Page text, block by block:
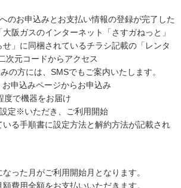
のお申込みとお支払い情報の登録が完了した
阪ガスのインターネット「さすガねっと」
せ」に同梱されているチラシ記載の「レンタ
次元コードからアクセス
方には、SMSでもご案内いたします。
申込みページからお申込み
度で機器をお届け
定※いただき、ご利用開始
る手順書に設定方法と解約方法が記載され
なった月がご利用開始月となります。
額費用全額をお支払いいただきます。